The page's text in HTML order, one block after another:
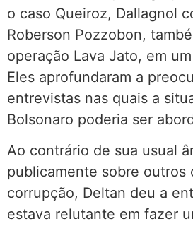
o caso Queiroz, Dallagnol
Roberson Pozzobon,
operação Lava Jato, em
Eles aprofundaram a
entrevistas nas quais a
Bolsonaro poderia ser
Ao contrário de sua usual
publicamente sobre outros
corrupção, Deltan deu a
estava relutante em fazer